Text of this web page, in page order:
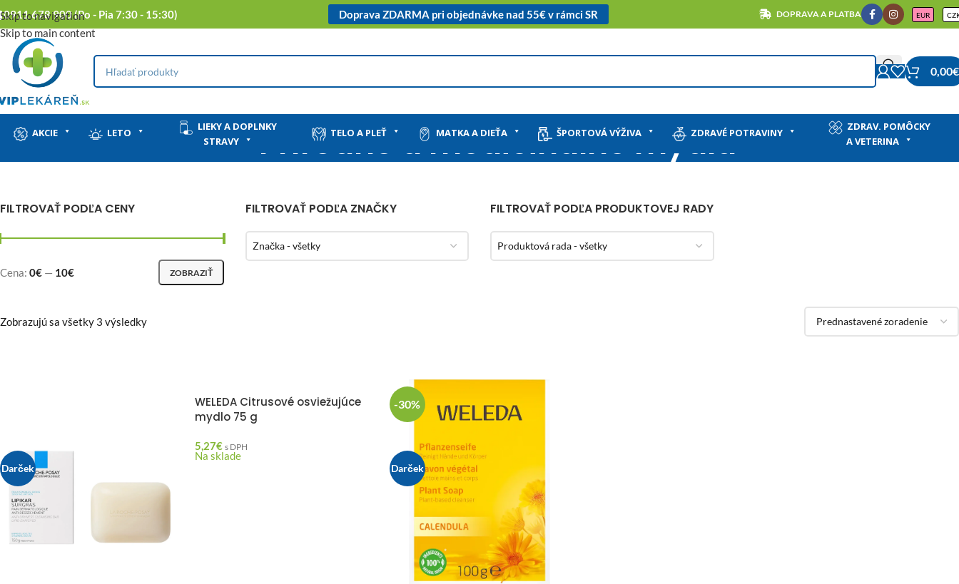
Skip to navigation
Skip to main content
0911 678 900 (Po - Pia 7:30 - 15:30) Doprava ZDARMA pri objednávke nad 55€ v rámci SR DOPRAVA A PLATBA EUR
0,00€
AKCIE LETO
LIEKY A DOPLNKY
STRAVY
TELO A PLEŤ MATKA A DIEŤA ŠPORTOVÁ VÝŽIVA ZDRAVÉ POTRAVINY
ZDRAV. POMÔCKY
A VETERINA
Prírodné a medicinálne mydlá
FILTROVAŤ PODĽA CENY
ZOBRAZIŤ
Cena: 0€ — 10€
FILTROVAŤ PODĽA ZNAČKY
Značka - všetky
FILTROVAŤ PODĽA PRODUKTOVEJ RADY
Produktová rada - všetky
Zobrazujú sa všetky 3 výsledky
Darček
WELEDA Citrusové osviežujúce
mydlo 75 g
5,27€ s DPH
Na sklade
Darček
-30%